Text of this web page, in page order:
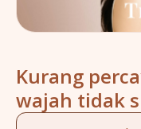
Kurang
wajah tidak